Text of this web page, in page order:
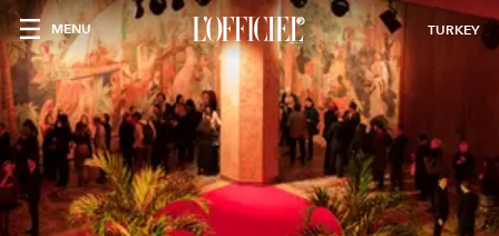
MENU TURKEY